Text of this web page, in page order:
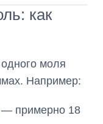
как
моля
Например:
— примерно 18